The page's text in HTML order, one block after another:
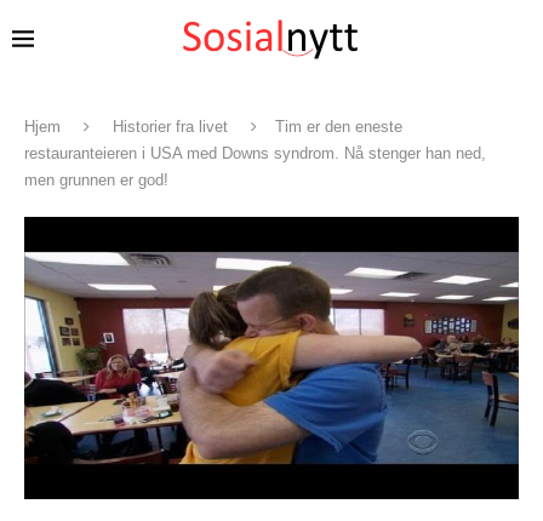
Hjem Historier fra livet
Tim er den eneste
restauranteieren i USA med Downs syndrom. Nå stenger han ned,
men grunnen er god!